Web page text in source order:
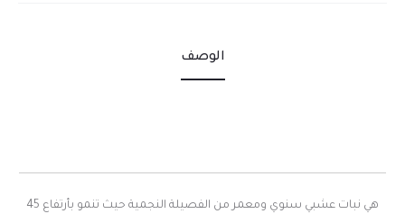
الوصف
هي نبات عشبي سنوي ومعمر من الفصيلة النجمية حيث تنمو بأرتفاع 45